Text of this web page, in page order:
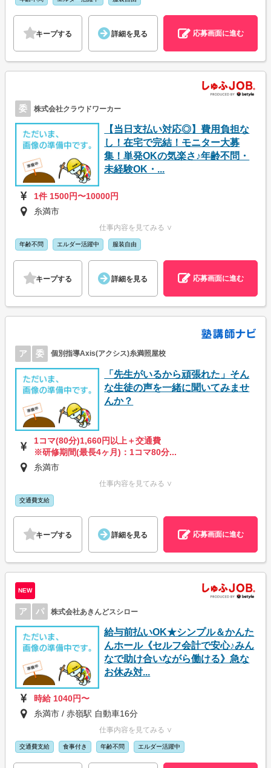
キープする 詳細を見る 応募画面に進む
委 株式会社クラウドワーカー
【当日支払い対応◎】費用負担な
し！在宅で完結！モニター大募
集！単発OKの気楽さ♪年齢不問・
未経験OK・...
1件 1500円〜10000円
糸満市
仕事内容を見てみる ∨
年齢不問 エルダー活躍中 服装自由
キープする 詳細を見る 応募画面に進む
ア 委 個別指導Axis(アクシス)糸満照屋校
「先生がいるから頑張れた」そん
な生徒の声を一緒に聞いてみませ
んか？
1コマ(80分)1,660円以上＋交通費
※研修期間(最長4ヶ月)：1コマ80分...
糸満市
仕事内容を見てみる ∨
交通費支給
キープする 詳細を見る 応募画面に進む
NEW
ア パ 株式会社あきんどスシロー
給与前払いOK★シンプル＆かんた
んホール《セルフ会計で安心♪みん
なで助け合いながら働ける》急な
お休み対...
時給 1040円〜
糸満市 / 赤嶺駅 自動車16分
仕事内容を見てみる ∨
交通費支給 食事付き 年齢不問 エルダー活躍中